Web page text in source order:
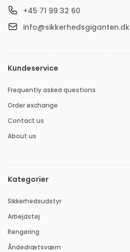
+45 71 99 32 60
info@sikkerhedsgiganten.dk
Kundeservice
Frequently asked questions
Order exchange
Contact us
About us
Kategorier
Sikkerhedsudstyr
Arbejdstøj
Rengøring
Åndedrætsværn